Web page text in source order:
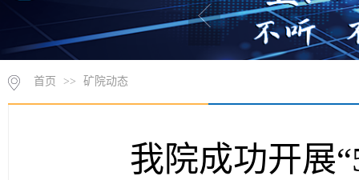
首页 >> 矿院动态
我院成功开展